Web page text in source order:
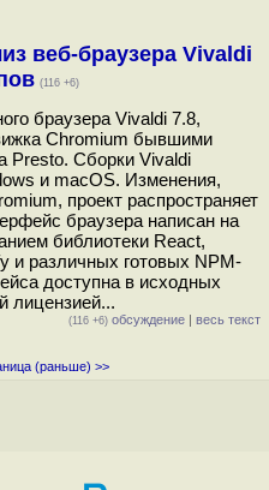
веб-браузера Vivaldi
(116 +6)
браузера Vivaldi 7.8,
Chromium бывшими
Presto. Сборки Vivaldi
и macOS. Изменения,
проект распространяет
браузера написан на
библиотеки React,
и различных готовых NPM-
доступна в исходных
лицензией...
(116 +6) обсуждение | весь текст
(раньше) >>